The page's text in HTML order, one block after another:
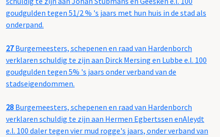
goudgulden tegen 51/2 % 's jaars met hun huis in de stad als
onderpand.
27Burgemeesters, schepenen en raad van Hardenborch
verklaren schuldig te zijn aan Dirck Mersing en Lubbe e.l. 100
goudgulden tegen 5% 's jaars onder verband van de
stadseigendommen.
28 Burgemeesters, schepenen en raad van Hardenborch
verklaren schuldig te zijn aan Hermen Egbertssen enAleydt
e.l. 100 daler tegen vier mud rogge's jaars, onder verband van